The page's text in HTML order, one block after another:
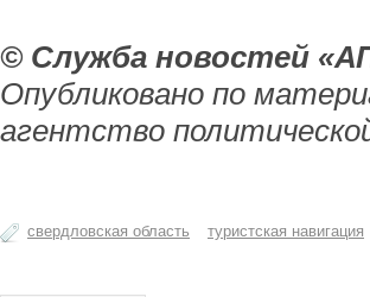
© Служба новостей
Опубликовано по
агентство
свердловская область туристская навигация